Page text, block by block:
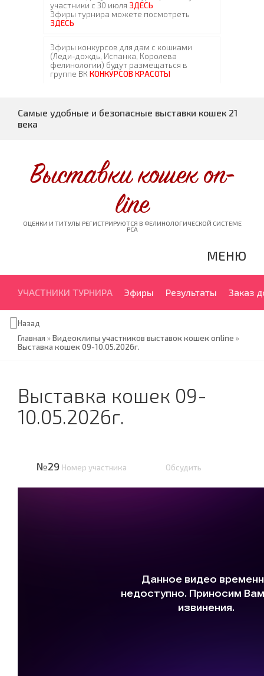
Самые удобные и безопасные выставки кошек 21
века
Выставки кошек on-
line
ОЦЕНКИ И ТИТУЛЫ РЕГИСТРИРУЮТСЯ В ФЕЛИНОЛОГИЧЕСКОЙ СИСТЕМЕ
PCA
МЕНЮ
УЧАСТНИКИ ТУРНИРА Эфиры Результаты Заказ
Назад
Главная »Видеоклипы участников выставок кошек online »
Выставка кошек 09-10.05.2026г.
Выставка кошек 09-
10.05.2026г.
№29 Номер участника Обсудить